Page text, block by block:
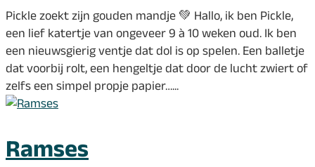
Pickle zoekt zijn gouden mandje 💚 Hallo, ik ben Pickle,
een lief katertje van ongeveer 9 à 10 weken oud. Ik ben
een nieuwsgierig ventje dat dol is op spelen. Een balletje
dat voorbij rolt, een hengeltje dat door de lucht zwiert of
zelfs een simpel propje papier…...
Ramses